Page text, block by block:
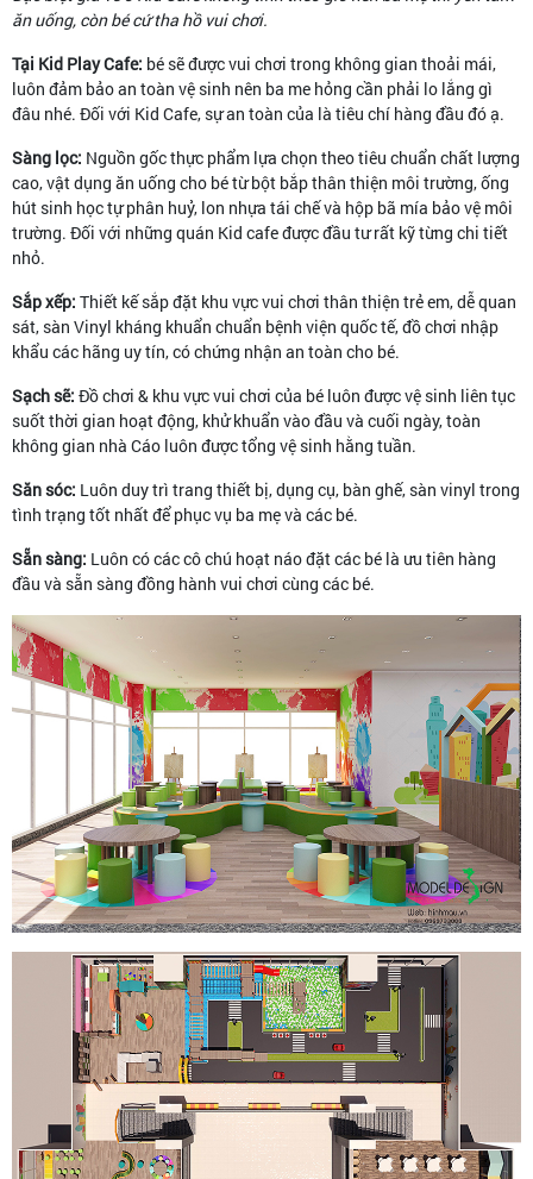
ăn uống, còn bé cứ tha hồ vui chơi.
Tại Kid Play Cafe: bé sẽ được vui chơi trong không gian thoải mái,
luôn đảm bảo an toàn vệ sinh nên ba me hỏng cần phải lo lắng gì
đâu nhé. Đối với Kid Cafe, sự an toàn của là tiêu chí hàng đầu đó ạ.
Sàng lọc: Nguồn gốc thực phẩm lựa chọn theo tiêu chuẩn chất lượng
cao, vật dụng ăn uống cho bé từ bột bắp thân thiện môi trường, ống
hút sinh học tự phân huỷ, lon nhựa tái chế và hộp bã mía bảo vệ môi
trường. Đối với những quán Kid cafe được đầu tư rất kỹ từng chi tiết
nhỏ.
Sắp xếp: Thiết kế sắp đặt khu vực vui chơi thân thiện trẻ em, dễ quan
sát, sàn Vinyl kháng khuẩn chuẩn bệnh viện quốc tế, đồ chơi nhập
khẩu các hãng uy tín, có chứng nhận an toàn cho bé.
Sạch sẽ: Đồ chơi & khu vực vui chơi của bé luôn được vệ sinh liên tục
suốt thời gian hoạt động, khử khuẩn vào đầu và cuối ngày, toàn
không gian nhà Cáo luôn được tổng vệ sinh hằng tuần.
Săn sóc: Luôn duy trì trang thiết bị, dụng cụ, bàn ghế, sàn vinyl trong
tình trạng tốt nhất để phục vụ ba mẹ và các bé.
Sẵn sàng: Luôn có các cô chú hoạt náo đặt các bé là ưu tiên hàng
đầu và sẵn sàng đồng hành vui chơi cùng các bé.